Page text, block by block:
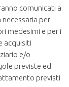
comunicati a
necessaria per
medesimi e per i
acquisiti
e/o
previste ed
previsti